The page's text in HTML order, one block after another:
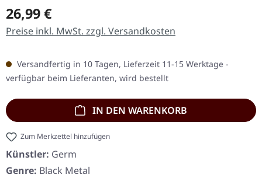
Regulärer Preis:
26,99 €
Preise inkl. MwSt. zzgl. Versandkosten
Versandfertig in 10 Tagen, Lieferzeit 11-15 Werktage -
verfügbar beim Lieferanten, wird bestellt
IN DEN WARENKORB
Zum Merkzettel hinzufügen
Künstler: Germ
Genre: Black Metal